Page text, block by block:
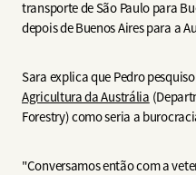
transporte de São Paulo para
depois de Buenos Aires para a
Sara explica que Pedro
Agricultura da Austrália
Forestry) como seria a
"Conversamos então com a